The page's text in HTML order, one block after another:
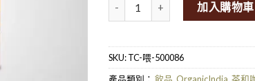
加入購物車
SKU:TC-喂-500086